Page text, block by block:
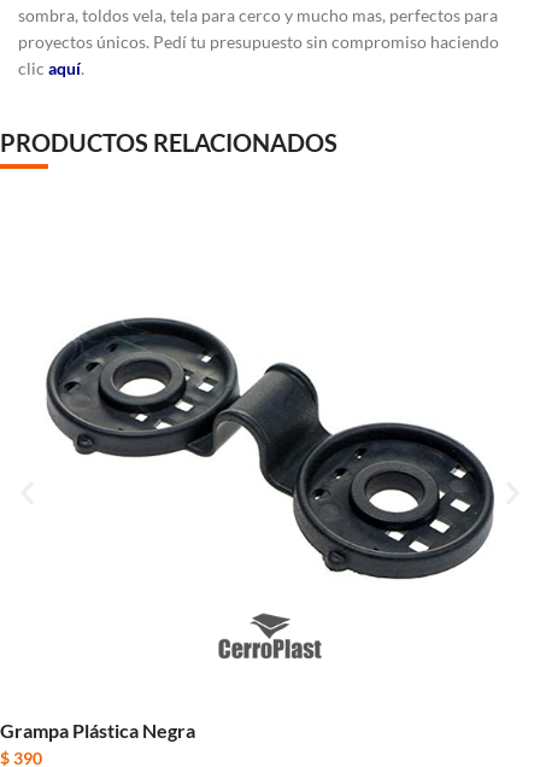
sombra, toldos vela, tela para cerco y mucho mas, perfectos para
proyectos únicos. Pedí tu presupuesto sin compromiso haciendo
clic aquí.
PRODUCTOS RELACIONADOS
Grampa Plástica Negra
$390